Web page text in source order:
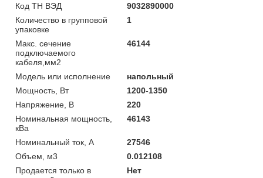
Код ТН ВЭД
9032890000
Количество в групповой
упаковке
1
Макс. сечение
подключаемого
кабеля,мм2
46144
Модель или исполнение
напольный
Мощность, Вт
1200-1350
Напряжение, В
220
Номинальная мощность,
кВа
46143
Номинальный ток, А
27546
Объем, м3
0.012108
Продается только в
Нет